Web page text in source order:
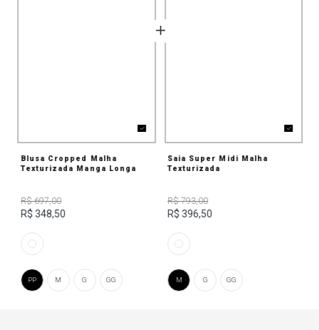
Blusa Cropped Malha
Texturizada Manga Longa
R$ 697,00
R$ 348,50
G GG
M
PP
Saia Super Midi Malha
Texturizada
R$ 793,00
R$ 396,50
G GG
M